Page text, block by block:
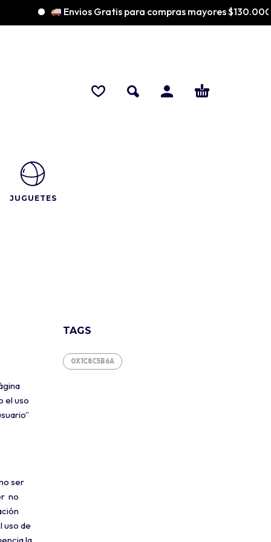
Envios Gratis para compras mayores $130.000
JUGUETES
el uso
ser
no
uso de
la
TAGS
0X1C8C5B6A